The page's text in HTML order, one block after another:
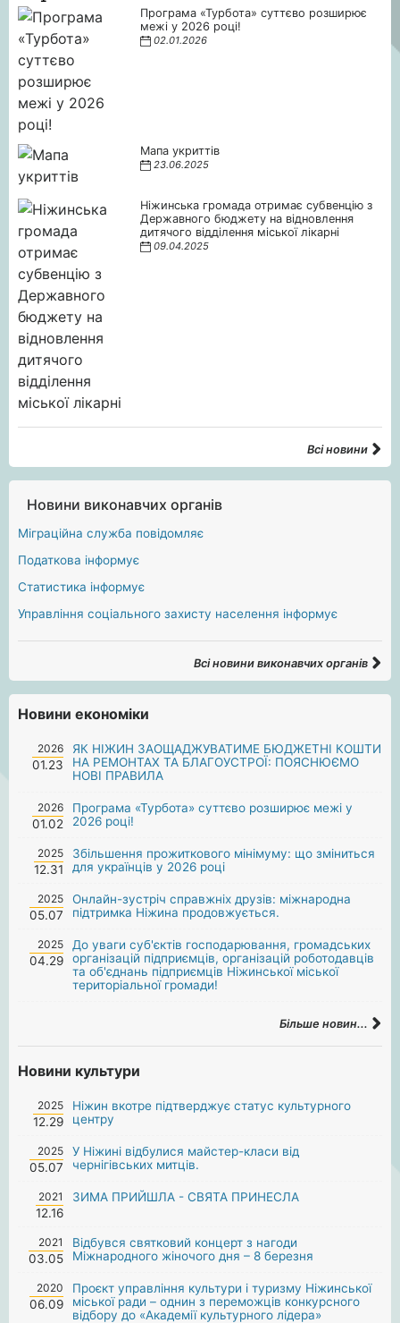
Програма «Турбота» суттєво розширює
межі у 2026 році!
02.01.2026
Мапа укриттів
23.06.2025
Ніжинська громада отримає субвенцію з
Державного бюджету на відновлення
дитячого відділення міської лікарні
09.04.2025
Всі новини
Новини виконавчих органів
Міграційна служба повідомляє
Податкова інформує
Статистика інформує
Управління соціального захисту населення інформує
Всі новини виконавчих органів
Новини економіки
2026
01.23
ЯК НІЖИН ЗАОЩАДЖУВАТИМЕ БЮДЖЕТНІ КОШТИ
НА РЕМОНТАХ ТА БЛАГОУСТРОЇ: ПОЯСНЮЄМО
НОВІ ПРАВИЛА
2026
01.02
Програма «Турбота» суттєво розширює межі у
2026 році!
2025
12.31
Збільшення прожиткового мінімуму: що зміниться
для українців у 2026 році
2025
05.07
Онлайн-зустріч справжніх друзів: міжнародна
підтримка Ніжина продовжується.
2025
04.29
До уваги суб'єктів господарювання, громадських
організацій підприємців, організацій роботодавців
та об'єднань підприємців Ніжинської міської
територіальної громади!
Більше новин...
Новини культури
2025
12.29
Ніжин вкотре підтверджує статус культурного
центру
2025
05.07
У Ніжині відбулися майстер-класи від
чернігівських митців.
2021
12.16
ЗИМА ПРИЙШЛА - СВЯТА ПРИНЕСЛА
2021
03.05
Відбувся святковий концерт з нагоди
Міжнародного жіночого дня – 8 березня
2020
06.09
Проєкт управління культури і туризму Ніжинської
міської ради – однин з переможців конкурсного
відбору до «Академії культурного лідера»